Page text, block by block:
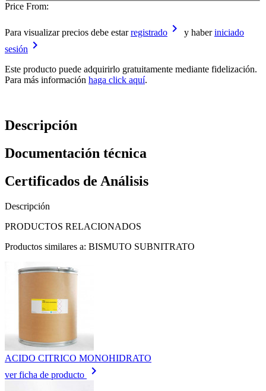
Price From:
Para visualizar precios debe estarregistrado keyboard_arrow_right y haberiniciado
sesión keyboard_arrow_right
Este producto puede adquirirlo gratuitamente mediante fidelización.
Para más información haga click aquí.
Descripción
Documentación técnica
Certificados de Análisis
Descripción
PRODUCTOS RELACIONADOS
Productos similares a: BISMUTO SUBNITRATO
ACIDO CITRICO MONOHIDRATO
ver ficha de producto
keyboard_arrow_right